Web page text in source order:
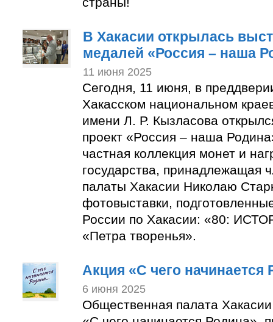
В Хакасии открылась
медалей «Россия – наша
11 июня 2025
Сегодня, 11 июня, в
Хакасском национальном
имени Л. Р. Кызласова
проект «Россия – наша
частная коллекция монет и
государства, принадлежащая
палаты Хакасии Николаю
фотовыставки,
России по Хакасии: «80:
«Петра творенья».
Акция «С чего начинается
6 июня 2025
Общественная палата